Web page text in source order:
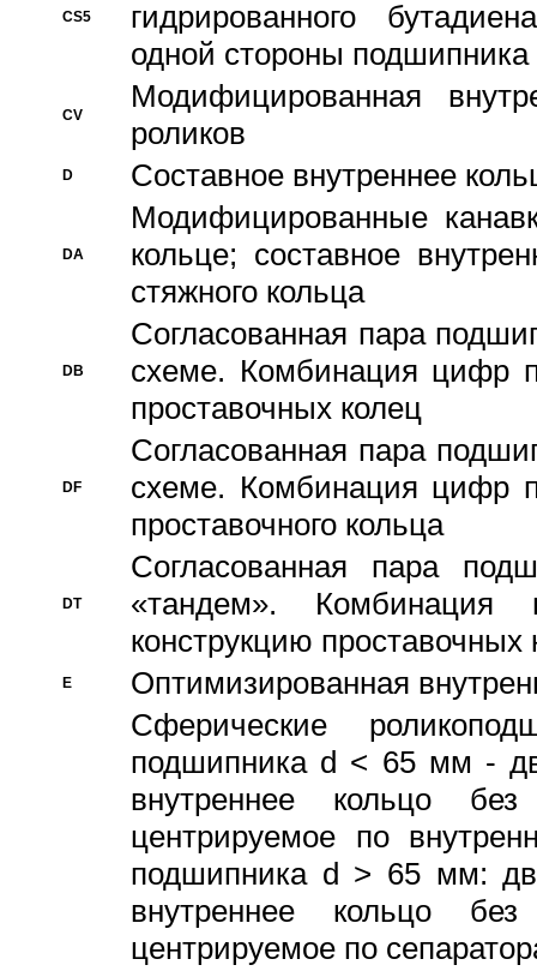
CS5
гидрированного
одной стороны подшипника
CV
Модифицированная
роликов
D Составное внутреннее
DA
Модифицированные
кольце; составное
стяжного кольца
DB
Согласованная пара
схеме. Комбинация цифр
проставочных колец
DF
Согласованная пара
схеме. Комбинация цифр
проставочного кольца
DT
Согласованная пара
«тандем».
конструкцию проставочных
E
Оптимизированная
Сферические
подшипника d < 65 мм -
внутреннее кольцо
центрируемое по
подшипника d > 65 мм:
внутреннее кольцо
центрируемое по